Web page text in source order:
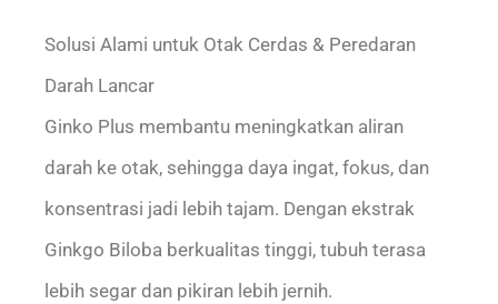
Solusi Alami untuk Otak Cerdas & Peredaran
Darah Lancar
Ginko Plus membantu meningkatkan aliran
darah ke otak, sehingga daya ingat, fokus, dan
konsentrasi jadi lebih tajam. Dengan ekstrak
Ginkgo Biloba berkualitas tinggi, tubuh terasa
lebih segar dan pikiran lebih jernih.